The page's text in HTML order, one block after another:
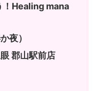
！Healing mana
夜）
郡山駅前店